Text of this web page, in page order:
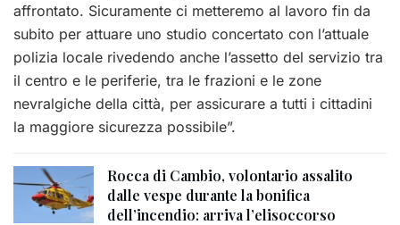
affrontato. Sicuramente ci metteremo al lavoro fin da
subito per attuare uno studio concertato con l’attuale
polizia locale rivedendo anche l’assetto del servizio tra
il centro e le periferie, tra le frazioni e le zone
nevralgiche della città, per assicurare a tutti i cittadini
la maggiore sicurezza possibile”.
Rocca di Cambio, volontario assalito
dalle vespe durante la bonifica
dell’incendio: arriva l’elisoccorso